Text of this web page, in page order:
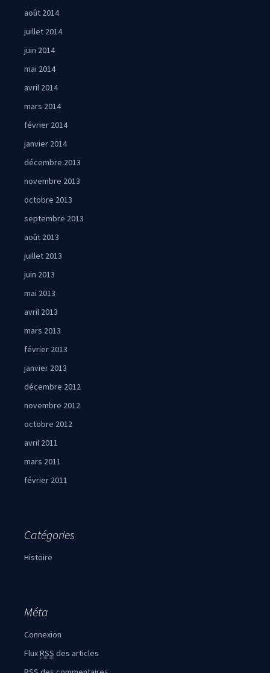
août 2014
juillet 2014
juin 2014
mai 2014
avril 2014
mars 2014
février 2014
janvier 2014
décembre 2013
novembre 2013
octobre 2013
septembre 2013
août 2013
juillet 2013
juin 2013
mai 2013
avril 2013
mars 2013
février 2013
janvier 2013
décembre 2012
novembre 2012
octobre 2012
avril 2011
mars 2011
février 2011
Catégories
Histoire
Méta
Connexion
FluxRSS des articles